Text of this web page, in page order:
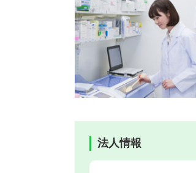
法人情報